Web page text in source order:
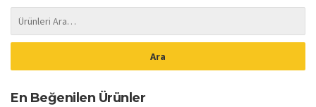
En Beğenilen Ürünler